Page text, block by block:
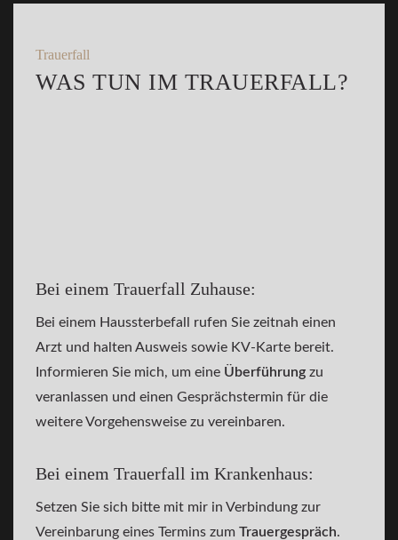
Trauerfall
WAS TUN IM TRAUERFALL?
Bei einem Trauerfall Zuhause:
Bei einem Haussterbefall rufen Sie zeitnah einen
Arzt und halten Ausweis sowie KV-Karte bereit.
Informieren Sie mich, um eine Überführung zu
veranlassen und einen Gesprächstermin für die
weitere Vorgehensweise zu vereinbaren.
Bei einem Trauerfall im Krankenhaus:
Setzen Sie sich bitte mit mir in Verbindung zur
Vereinbarung eines Termins zum Trauergespräch.